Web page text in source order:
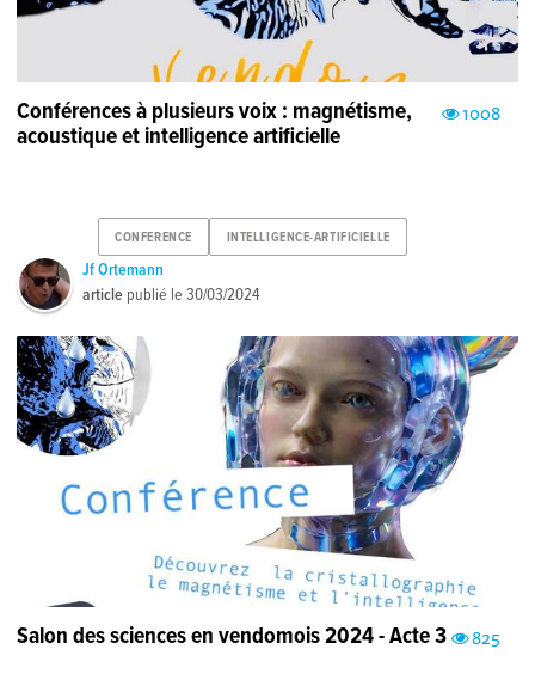
1008
Conférences à plusieurs voix : magnétisme,
acoustique et intelligence artificielle
CONFERENCE INTELLIGENCE-ARTIFICIELLE
Jf Ortemann
article publié le30/03/2024
825
Salon des sciences en vendomois 2024 - Acte 3